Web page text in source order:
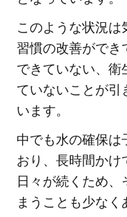
つ
紹
介
5.1
【寄
付先
1】
公益
財団
法人
このような状況は
習慣の改善ができ
できていない、衛
ていないことが引
います。
中でも水の確保は
おり、長時間かけ
日々が続くため、
まうことも少なく